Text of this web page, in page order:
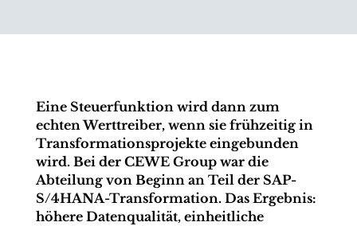
Eine Steuerfunktion wird dann zum
echten Werttreiber, wenn sie frühzeitig in
Transformationsprojekte eingebunden
wird. Bei der CEWE Group war die
Abteilung von Beginn an Teil der SAP-
S/4HANA-Transformation. Das Ergebnis:
höhere Datenqualität, einheitliche